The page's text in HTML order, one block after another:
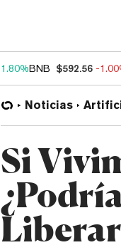
1.80%BNB $592.56 -
Noticias
Si